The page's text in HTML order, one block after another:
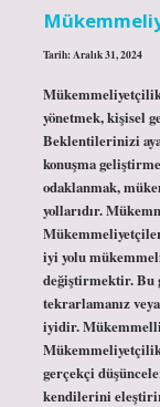
Tarih: Aralık 31, 2024
yönetmek, kişisel
Beklentilerinizi
konuşma
odaklanmak,
yollarıdır.
iyi yolu
değiştirmektir. Bu
tekrarlamanız
iyidir.
gerçekçi
kendilerini